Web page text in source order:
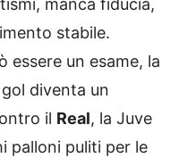
manca fiducia,
stabile.
essere un esame, la
diventa un
il Real, la Juve
palloni puliti per le